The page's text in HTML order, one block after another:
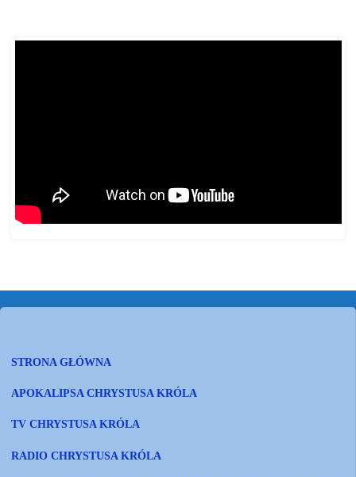
STRONA GŁÓWNA
APOKALIPSA CHRYSTUSA KRÓLA
TV CHRYSTUSA KRÓLA
RADIO CHRYSTUSA KRÓLA